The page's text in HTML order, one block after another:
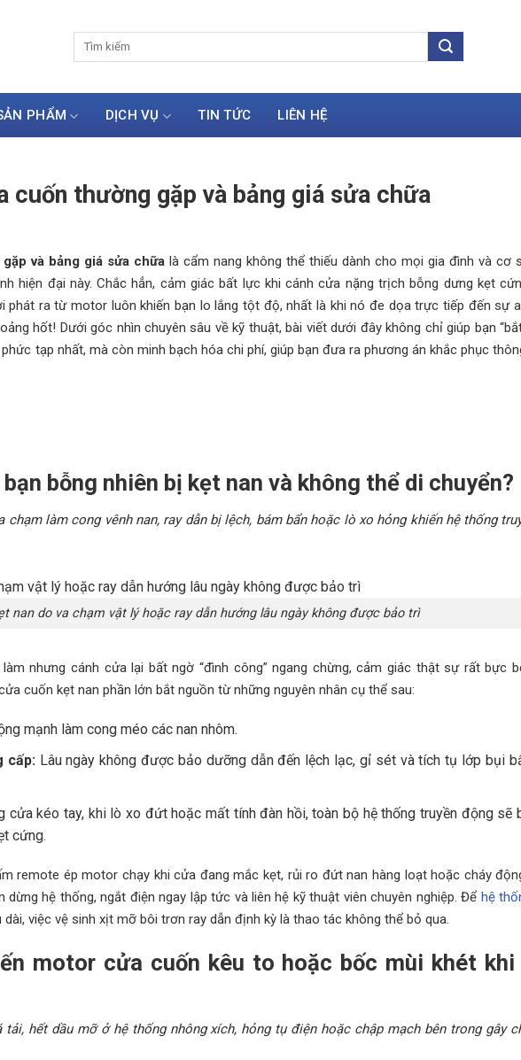
PHẨM DỊCH VỤ TIN TỨC LIÊN HỆ
cuốn thường gặp và bảng giá sửa chữa
và bảng giá sửa chữa là cẩm nang không thể thiếu dành cho mọi gia đình và cơ
hiện đại này. Chắc hẳn, cảm giác bất lực khi cánh cửa nặng trịch bỗng dưng kẹt
phát ra từ motor luôn khiến bạn lo lắng tột độ, nhất là khi nó đe dọa trực tiếp đến sự
hốt! Dưới góc nhìn chuyên sâu về kỹ thuật, bài viết dưới đây không chỉ giúp bạn “bắt
tạp nhất, mà còn minh bạch hóa chi phí, giúp bạn đưa ra phương án khắc phục
bỗng nhiên bị kẹt nan và không thể di chuyển?
chạm làm cong vênh nan, ray dẫn bị lệch, bám bẩn hoặc lò xo hỏng khiến hệ thống
nan do va chạm vật lý hoặc ray dẫn hướng lâu ngày không được bảo trì
nhưng cánh cửa lại bất ngờ “đình công” ngang chừng, cảm giác thật sự rất bực
cuốn kẹt nan phần lớn bắt nguồn từ những nguyên nhân cụ thể sau:
mạnh làm cong méo các nan nhôm.
cấp:Lâu ngày không được bảo dưỡng dẫn đến lệch lạc, gỉ sét và tích tụ lớp bụi
cửa kéo tay, khi lò xo đứt hoặc mất tính đàn hồi, toàn bộ hệ thống truyền động sẽ
cứng.
remote ép motor chạy khi cửa đang mắc kẹt, rủi ro đứt nan hàng loạt hoặc cháy
dừng hệ thống, ngắt điện ngay lập tức và liên hệ kỹ thuật viên chuyên nghiệp. Để hệ
việc vệ sinh xịt mỡ bôi trơn ray dẫn định kỳ là thao tác không thể bỏ qua.
motor cửa cuốn kêu to hoặc bốc mùi khét khi
hết dầu mỡ ở hệ thống nhông xích, hỏng tụ điện hoặc chập mạch bên trong gây